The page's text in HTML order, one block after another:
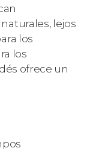
lejos
los
los
ofrece un